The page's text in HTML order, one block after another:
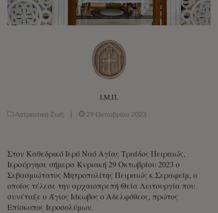
Ι.Μ.Π.
Λατρευτική Ζωή | 29 Οκτωβρίου 2023
Στον Καθεδρικό Ιερό Ναό Αγίας Τριάδος Πειραιώς,
Ιερούργησε σήμερα Κυριακή 29 Οκτωβρίου 2023 ο
Σεβασμιώτατος Μητροπολίτης Πειραιώς κ.Σεραφείμ, ο
οποίος τέλεσε την αρχαιοπρεπή Θεία Λειτουργία που
συνέταξε ο Άγιος Ιάκωβος ο Αδελφόθεος, πρώτος
Επίσκοπος Ιεροσολύμων.